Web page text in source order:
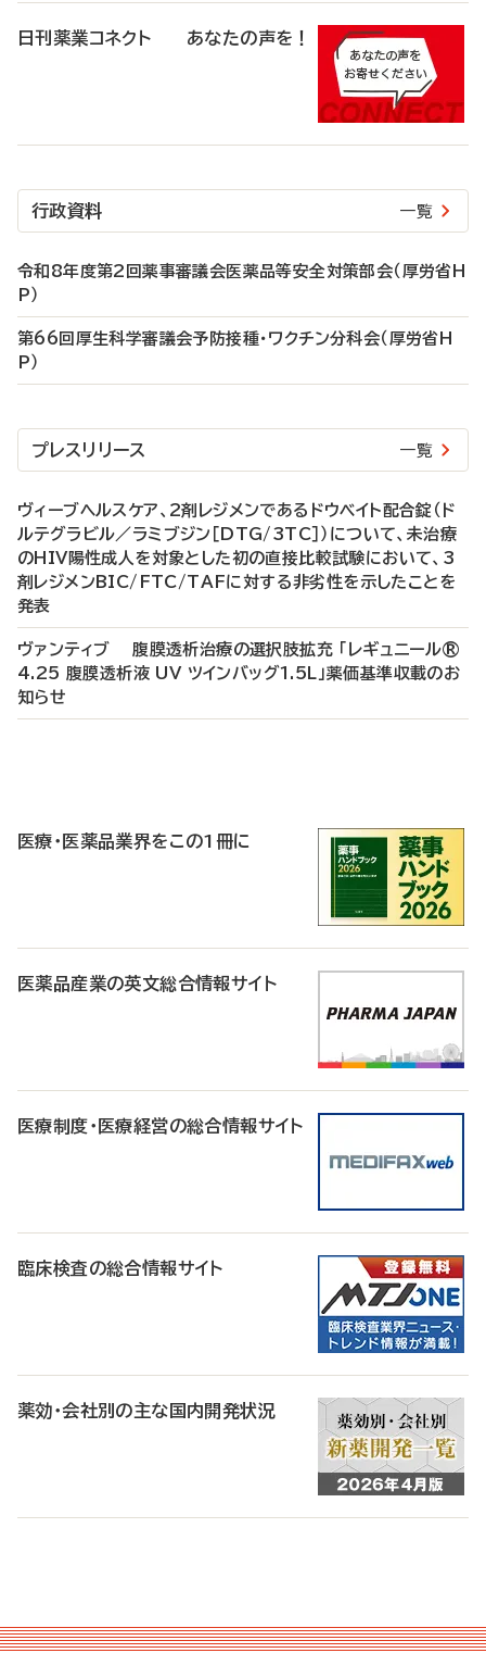
日刊薬業コネクト あなたの声を！
行政資料 一覧
令和8年度第2回薬事審議会医薬品等安全対策部会（厚労省H
P）
第66回厚生科学審議会予防接種・ワクチン分科会（厚労省H
P）
プレスリリース 一覧
ヴィーブヘルスケア、2剤レジメンであるドウベイト配合錠（ド
ルテグラビル／ラミブジン［DTG/3TC］）について、未治療
のHIV陽性成人を対象とした初の直接比較試験において、3
剤レジメンBIC/FTC/TAFに対する非劣性を示したことを
発表
ヴァンティブ 腹膜透析治療の選択肢拡充 「レギュニール®
4.25 腹膜透析液 UV ツインバッグ1.5L」薬価基準収載のお
知らせ
医療・医薬品業界をこの1冊に
医薬品産業の英文総合情報サイト
医療制度・医療経営の総合情報サイト
臨床検査の総合情報サイト
薬効・会社別の主な国内開発状況